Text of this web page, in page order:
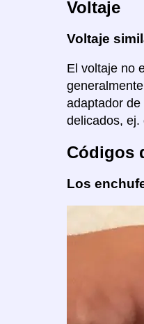
Voltaje
Voltaje
El voltaje no
adaptador
delicados, ej.
Códigos
Los